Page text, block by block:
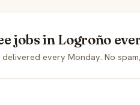
jobs in Logroño
every Monday. No